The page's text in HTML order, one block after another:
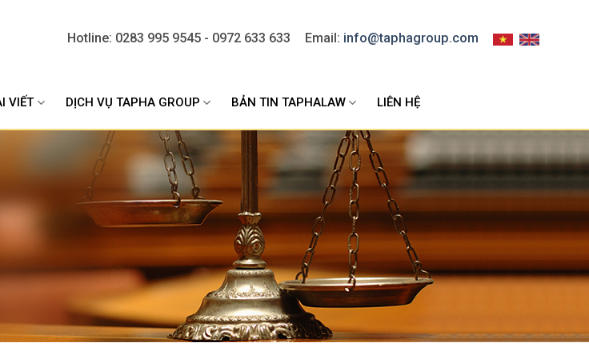
Hotline: 0283 995 9545 - 0972 633 633 Email: info@taphagroup.com
VIẾT DỊCH VỤ TAPHA GROUP BẢN TIN TAPHALAW LIÊN HỆ